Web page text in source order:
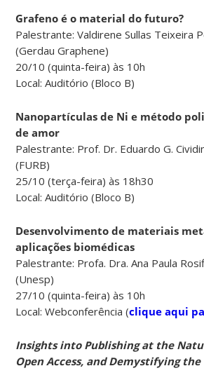
Grafeno é o material do futuro?
Palestrante: Valdirene Sullas Teixeira
(Gerdau Graphene)
20/10 (quinta-feira) às 10h
Local: Auditório (Bloco B)
Nanopartículas de Ni e método
de amor
Palestrante: Prof. Dr. Eduardo G.
(FURB)
25/10 (terça-feira) às 18h30
Local: Auditório (Bloco B)
Desenvolvimento de materiais
aplicações biomédicas
Palestrante: Profa. Dra. Ana Paula
(Unesp)
27/10 (quinta-feira) às 10h
Local: Webconferência (clique aqui
Insights into Publishing at the
Open Access, and Demystifying